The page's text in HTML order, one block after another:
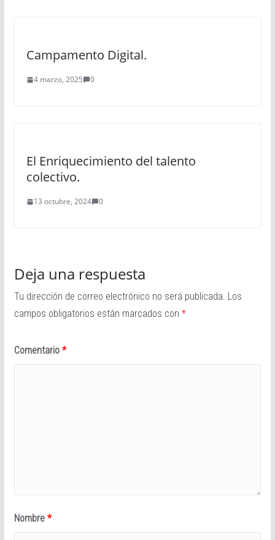
Campamento Digital.
4 marzo, 2025 0
El Enriquecimiento del talento
colectivo.
13 octubre, 2024 0
Deja una respuesta
Tu dirección de correo electrónico no será publicada. Los
campos obligatorios están marcados con *
Comentario *
Nombre *